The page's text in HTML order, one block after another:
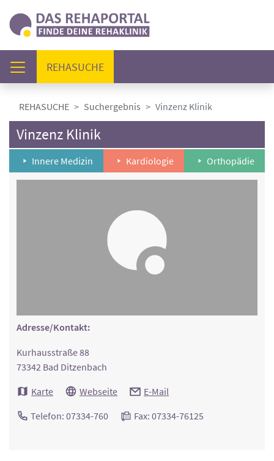
REHASUCHE(AKTUELL)
REHASUCHE Suchergebnis Vinzenz Klinik
Vinzenz Klinik
Innere Medizin Kardiologie Orthopädie
Adresse/Kontakt:
Kurhausstraße 88
73342 Bad Ditzenbach
Karte
Webseite E-Mail
Telefon: 07334-760 Fax: 07334-76125